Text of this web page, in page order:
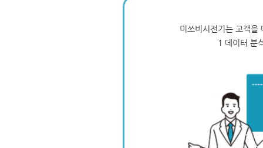
미쓰비시전기는 고객을
1 데이터 분